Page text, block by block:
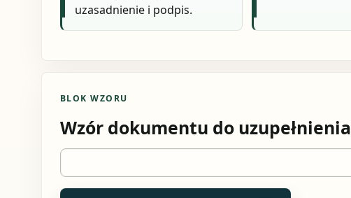
uzasadnienie i podpis.
BLOK WZORU
Wzór dokumentu do uzupełnienia